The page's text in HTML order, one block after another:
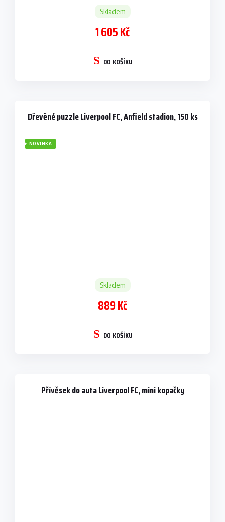
Skladem
1 605 Kč
DO KOŠÍKU
Dřevěné puzzle Liverpool FC, Anfield stadion, 150 ks
NOVINKA
Skladem
889 Kč
DO KOŠÍKU
Přívěsek do auta Liverpool FC, mini kopačky